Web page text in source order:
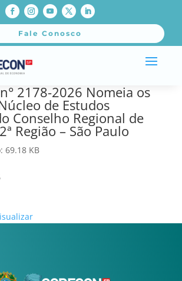
Fale Conosco
2178-2026 Nomeia os
de Estudos
Conselho Regional de
Região – São Paulo
69.18 KB